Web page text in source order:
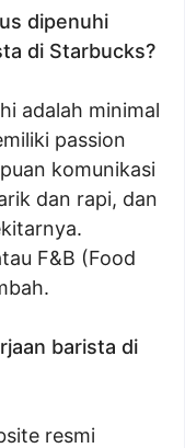
dipenuhi
di Starbucks?
adalah minimal
passion
komunikasi
dan rapi, dan
F&B (Food
barista di
resmi